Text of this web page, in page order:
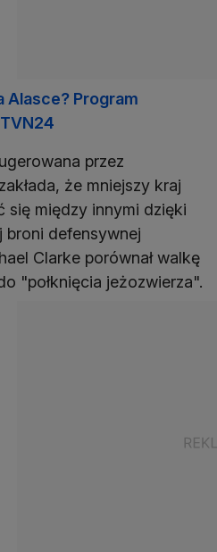
Alasce? Program
przez
że mniejszy kraj
się między innymi dzięki
broni defensywnej
Clarke porównał walkę
"połknięcia jeżozwierza".